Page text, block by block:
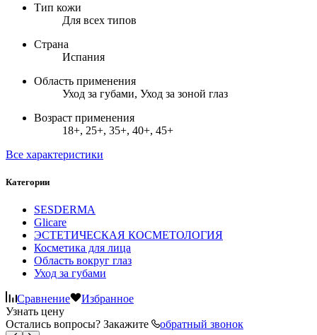
Тип кожи
Для всех типов
Страна
Испания
Область применения
Уход за губами, Уход за зоной глаз
Возраст применения
18+, 25+, 35+, 40+, 45+
Все характеристики
Категории
SESDERMA
Glicare
ЭСТЕТИЧЕСКАЯ КОСМЕТОЛОГИЯ
Косметика для лица
Область вокруг глаз
Уход за губами
Сравнение
Избранное
Узнать цену
Остались вопросы? Закажите
обратный звонок